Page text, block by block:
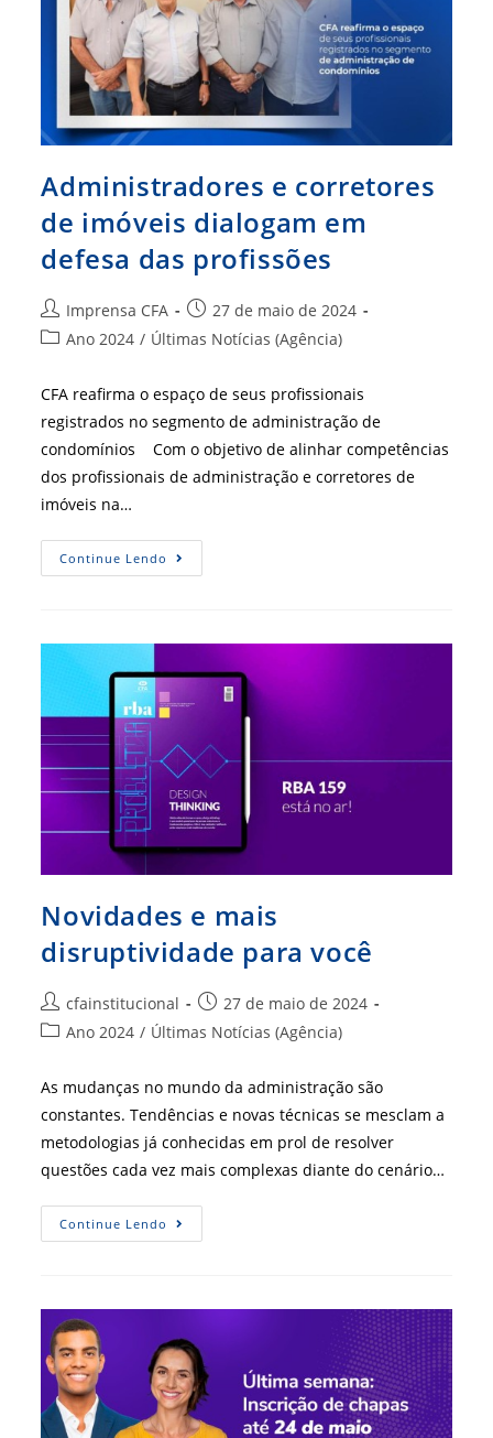
Administradores e corretores
de imóveis dialogam em
defesa das profissões
Autor
do
Imprensa CFA
Post
publicado:
27 de maio de 2024
Categoria
Ano 2024 / Últimas Notícias (Agência)
CFA reafirma o espaço de seus profissionais
registrados no segmento de administração de
condomínios Com o objetivo de alinhar competências
dos profissionais de administração e corretores de
imóveis na…
Continue Lendo Administradores
E
Em
Das
Profissões
Novidades e mais
disruptividade para você
Autor
do
cfainstitucional
Post
publicado:
27 de maio de 2024
Categoria
Ano 2024 / Últimas Notícias (Agência)
As mudanças no mundo da administração são
constantes. Tendências e novas técnicas se mesclam a
metodologias já conhecidas em prol de resolver
questões cada vez mais complexas diante do cenário…
Continue Lendo Novidades
E